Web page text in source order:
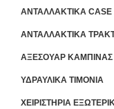
ΑΝΤΑΛΛΑΚΤΙΚΑ CASE
ΑΝΤΑΛΛΑΚΤΙΚΑ
ΑΞΕΣΟΥΑΡ ΚΑΜΠΙΝΑΣ
ΥΔΡΑΥΛΙΚΑ ΤΙΜΟΝΙΑ
ΧΕΙΡΙΣΤΗΡΙA